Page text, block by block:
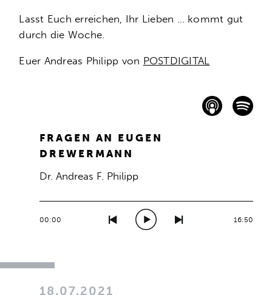
Lasst Euch erreichen, Ihr Lieben … kommt gut
durch die Woche.
Euer Andreas Philipp von POSTDIGITAL
FRAGEN AN EUGEN
DREWERMANN
Dr. Andreas F. Philipp
00:00 16:50
18.07.2021